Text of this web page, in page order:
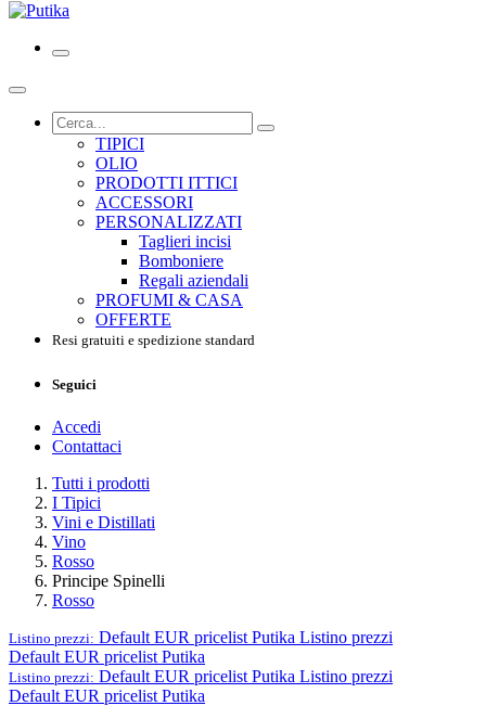
TIPICI
OLIO
PRODOTTI ITTICI
ACCESSORI
PERSONALIZZATI
Taglieri incisi
Bomboniere
Regali aziendali
PROFUMI & CASA
OFFERTE
Resi gratuiti e spedizione standard
Seguici
Accedi
Contattaci
Tutti i prodotti
I Tipici
Vini e Distillati
Vino
Rosso
Principe Spinelli
Rosso
Listino prezzi: Default EUR pricelist Putika Listino prezzi
Default EUR pricelist Putika
Listino prezzi: Default EUR pricelist Putika Listino prezzi
Default EUR pricelist Putika